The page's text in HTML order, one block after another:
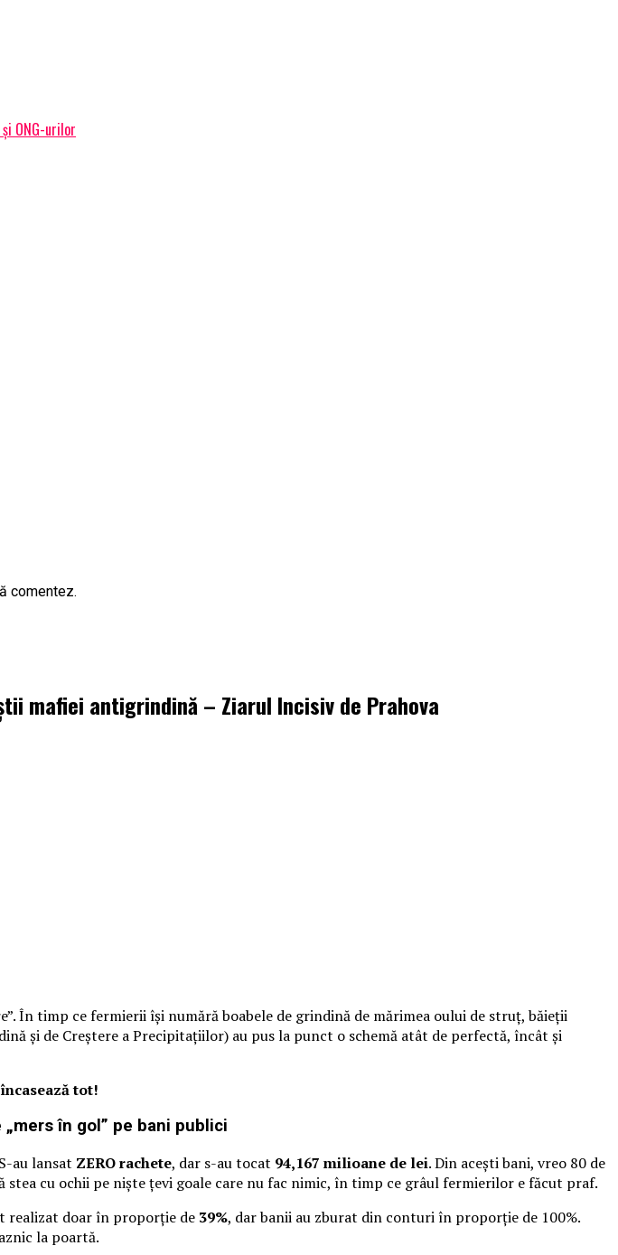
ONG-urilor
comentez.
mafiei antigrindină – Ziarul Incisiv de Prahova
În timp ce fermierii își numără boabele de grindină de mărimea oului de struț, băieții
și de Creștere a Precipitațiilor) au pus la punct o schemă atât de perfectă, încât și
tot!
în gol” pe bani publici
au lansat ZERO rachete, dar s-au tocat 94,167 milioane de lei. Din acești bani, vreo 80 de
stea cu ochii pe niște țevi goale care nu fac nimic, în timp ce grâul fermierilor e făcut praf.
realizat doar în proporție de 39%, dar banii au zburat din conturi în proporție de 100%.
la poartă.